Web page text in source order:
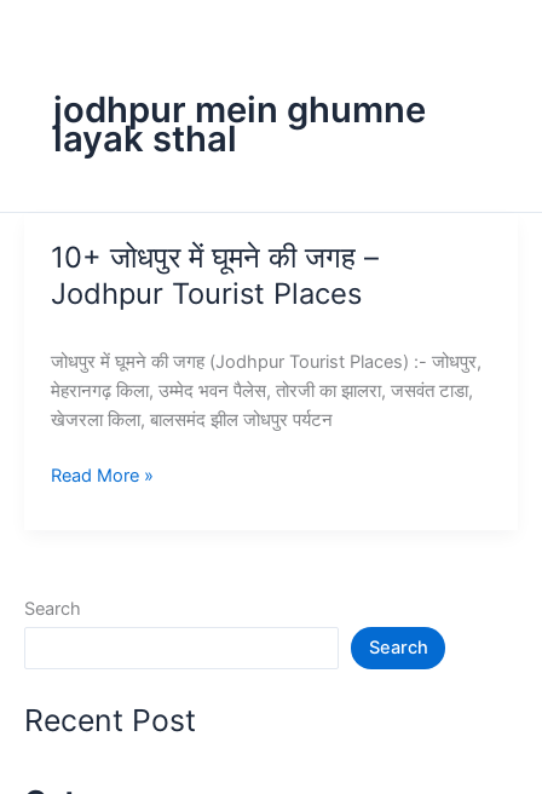
jodhpur mein ghumne
layak sthal
10+ जोधपुर में घूमने की जगह –
Jodhpur Tourist Places
जोधपुर में घूमने की जगह (Jodhpur Tourist Places) :- जोधपुर,
मेहरानगढ़ किला, उम्मेद भवन पैलेस, तोरजी का झालरा, जसवंत टाडा,
खेजरला किला, बालसमंद झील जोधपुर पर्यटन
10+
जगह
Places
Read More »
Search
Search
Recent Post